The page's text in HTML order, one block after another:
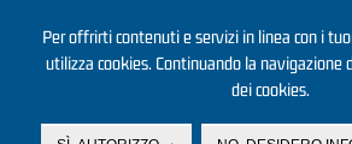
Per offrirti contenuti e servizi in linea con i
utilizza cookies. Continuando la navigazione
dei cookies.